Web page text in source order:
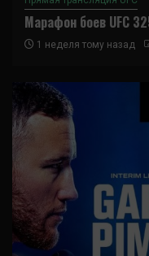
Марафон боев UFC
1 неделя тому назад